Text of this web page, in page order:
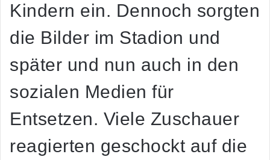
Kindern ein. Dennoch sorgten
die Bilder im Stadion und
später und nun auch in den
sozialen Medien für
Entsetzen. Viele Zuschauer
reagierten geschockt auf die